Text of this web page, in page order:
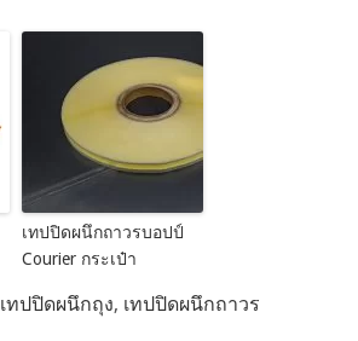
เทปปิดผนึกถาวรบอปป์
Courier กระเป๋า
เทปปิดผนึกถุง, เทปปิดผนึกถาวร